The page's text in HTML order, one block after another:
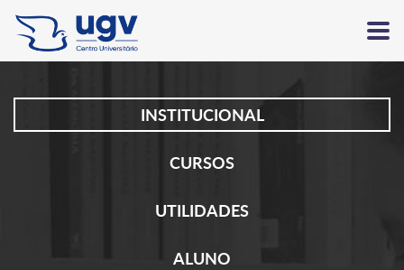
INSTITUCIONAL
CURSOS
UTILIDADES
ALUNO